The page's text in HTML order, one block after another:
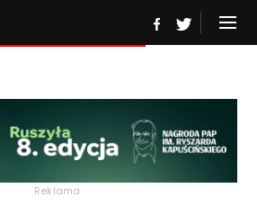
Reklama